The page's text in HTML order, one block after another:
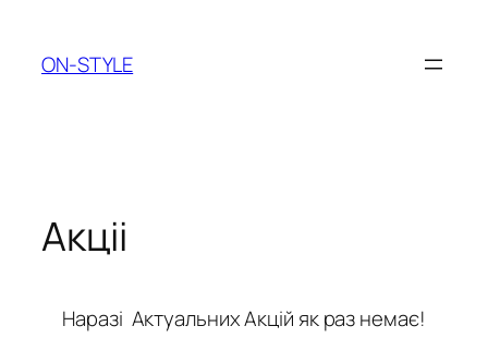
вмісту
ON-STYLE
Акціі
Наразі Актуальних Акцій як раз немає!